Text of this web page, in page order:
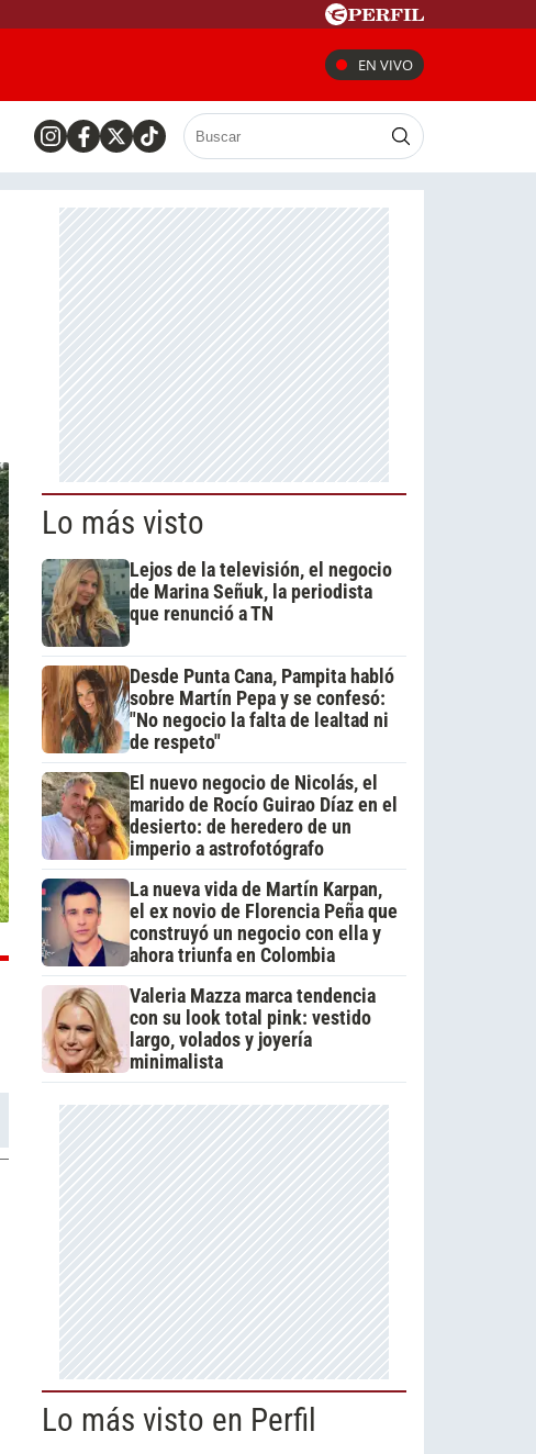
EN VIVO
Lo más visto
Lejos de la televisión, el negocio
de Marina Señuk, la periodista
que renunció a TN
Desde Punta Cana, Pampita habló
sobre Martín Pepa y se confesó:
"No negocio la falta de lealtad ni
de respeto"
El nuevo negocio de Nicolás, el
marido de Rocío Guirao Díaz en el
desierto: de heredero de un
imperio a astrofotógrafo
La nueva vida de Martín Karpan,
el ex novio de Florencia Peña que
construyó un negocio con ella y
ahora triunfa en Colombia
Valeria Mazza marca tendencia
con su look total pink: vestido
largo, volados y joyería
minimalista
Lo más visto en Perfil